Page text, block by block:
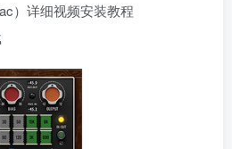
）详细视频安装教程